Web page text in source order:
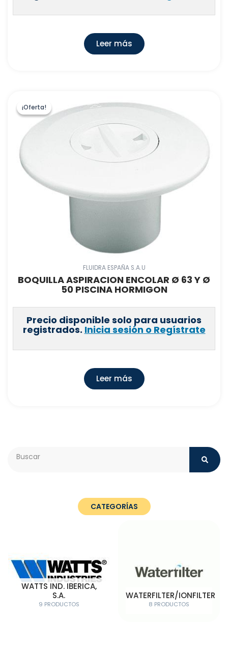
Leer más
¡Oferta!
¡Oferta!
FLUIDRA ESPAÑA S.A.U
BOQUILLA ASPIRACION ENCOLAR Ø 63 Y Ø
50 PISCINA HORMIGON
Precio disponible solo para usuarios
registrados. Inicia sesión o Regístrate
Leer más
CATEGORÍAS
WATTS IND. IBERICA,
S.A.
9 PRODUCTOS
WATERFILTER/IONFILTER
8 PRODUCTOS